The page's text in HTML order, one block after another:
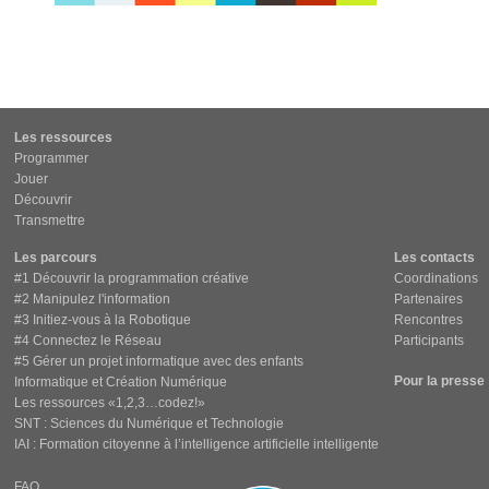
Les ressources
Programmer
Jouer
Découvrir
Transmettre
Les parcours
#1 Découvrir la programmation créative
#2 Manipulez l'information
#3 Initiez-vous à la Robotique
#4 Connectez le Réseau
#5 Gérer un projet informatique avec des enfants
Informatique et Création Numérique
Les ressources «1,2,3…codez!»
SNT : Sciences du Numérique et Technologie
IAI : Formation citoyenne à l’intelligence artificielle intelligente
Les contacts
Coordinations
Partenaires
Rencontres
Participants
Pour la presse